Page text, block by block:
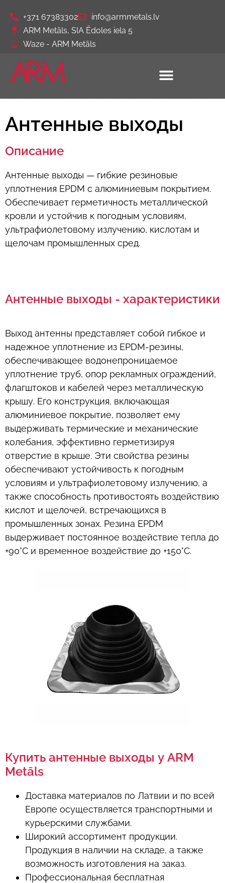
+371 67383302
info@armmetals.lv
ARM Metāls, SIA Ēdoles iela 5
Waze - ARM Metāls
Антенные выходы
Описание
Антенные выходы — гибкие резиновые
уплотнения EPDM с алюминиевым покрытием.
Обеспечивает герметичность металлической
кровли и устойчив к погодным условиям,
ультрафиолетовому излучению, кислотам и
щелочам промышленных сред.
Антенные выходы - характеристики
Выход антенны представляет собой гибкое и
надежное уплотнение из EPDM-резины,
обеспечивающее водонепроницаемое
уплотнение труб, опор рекламных ограждений,
флагштоков и кабелей через металлическую
крышу. Его конструкция, включающая
алюминиевое покрытие, позволяет ему
выдерживать термические и механические
колебания, эффективно герметизируя
отверстие в крыше. Эти свойства резины
обеспечивают устойчивость к погодным
условиям и ультрафиолетовому излучению, а
также способность противостоять воздействию
кислот и щелочей, встречающихся в
промышленных зонах. Резина EPDM
выдерживает постоянное воздействие тепла до
+90°C и временное воздействие до +150°C.
Купить антенные выходы у ARM
Metāls
Доставка материалов по Латвии и по всей
Европе осуществляется транспортными и
курьерскими службами.
Широкий ассортимент продукции.
Продукция в наличии на складе, а также
возможность изготовления на заказ.
Профессиональная бесплатная